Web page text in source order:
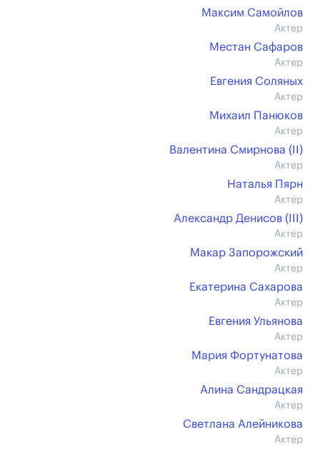
Максим Самойлов
Актер
Местан Сафаров
Актер
Евгения Соляных
Актер
Михаил Панюков
Актер
Валентина Смирнова (II)
Актер
Наталья Пярн
Актер
Александр Денисов (III)
Актер
Макар Запорожский
Актер
Екатерина Сахарова
Актер
Евгения Ульянова
Актер
Мария Фортунатова
Актер
Алина Сандрацкая
Актер
Светлана Алейникова
Актер